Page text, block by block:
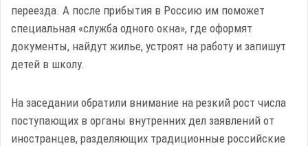
переезда. А после прибытия в Россию им поможет
специальная «служба одного окна», где оформят
документы, найдут жилье, устроят на работу и запишут
детей в школу.
На заседании обратили внимание на резкий рост числа
поступающих в органы внутренних дел заявлений от
иностранцев, разделяющих традиционные российские